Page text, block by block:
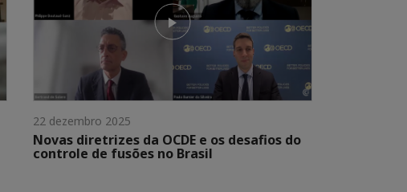
22 dezembro 2025
Novas diretrizes da OCDE e os desafios do
controle de fusões no Brasil